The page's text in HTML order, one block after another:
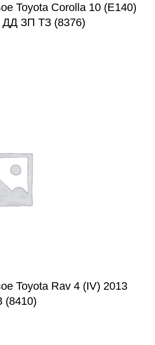
Toyota Corolla 10 (E140)
ДД ЗП ТЗ (8376)
Toyota Rav 4 (IV) 2013
(8410)